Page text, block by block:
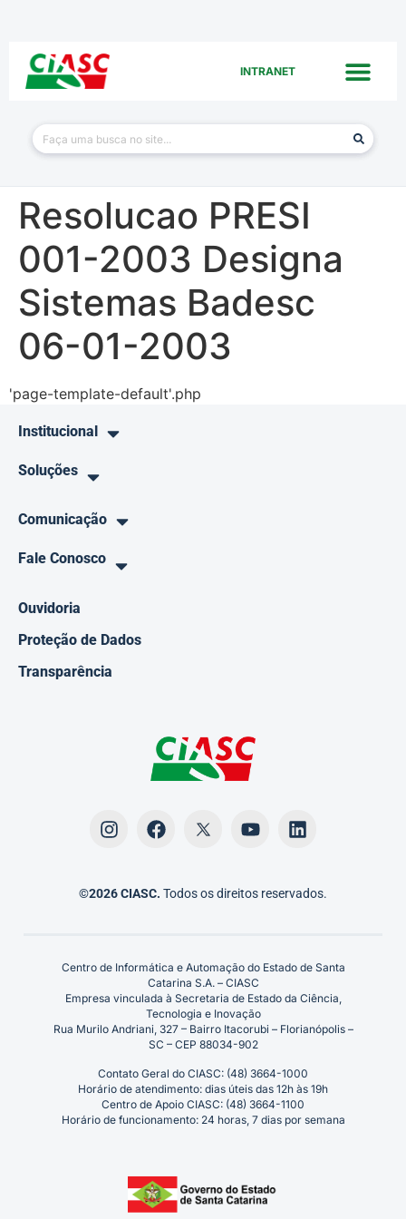
INTRANET
Resolucao PRESI
001-2003 Designa
Sistemas Badesc
06-01-2003
'page-template-default'.php
Institucional
Soluções
Comunicação
Fale Conosco
Ouvidoria
Proteção de Dados
Transparência
©2026 CIASC. Todos os direitos reservados.
Centro de Informática e Automação do Estado de Santa
Catarina S.A. – CIASC
Empresa vinculada à Secretaria de Estado da Ciência,
Tecnologia e Inovação
Rua Murilo Andriani, 327 – Bairro Itacorubi – Florianópolis –
SC – CEP 88034-902
Contato Geral do CIASC: (48) 3664-1000
Horário de atendimento: dias úteis das 12h às 19h
Centro de Apoio CIASC: (48) 3664-1100
Horário de funcionamento: 24 horas, 7 dias por semana